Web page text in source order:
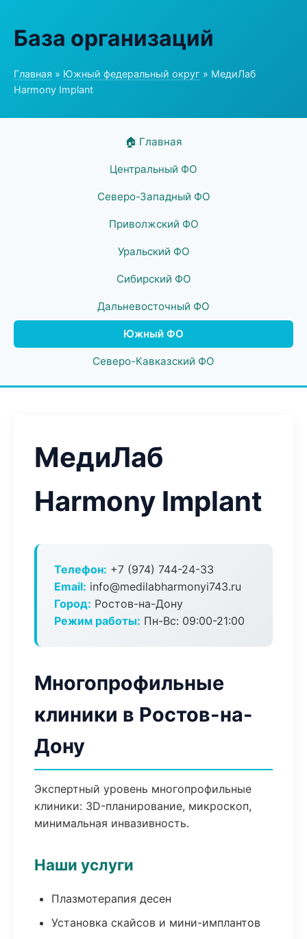
База организаций
Главная » Южный федеральный округ » МедиЛаб
Harmony Implant
🏠 Главная
Центральный ФО
Северо-Западный ФО
Приволжский ФО
Уральский ФО
Сибирский ФО
Дальневосточный ФО
Южный ФО
Северо-Кавказский ФО
МедиЛаб
Harmony Implant
Телефон: +7 (974) 744-24-33
Email: info@medilabharmonyi743.ru
Город: Ростов-на-Дону
Режим работы: Пн-Вс: 09:00-21:00
Многопрофильные
клиники в Ростов-на-
Дону
Экспертный уровень многопрофильные
клиники: 3D-планирование, микроскоп,
минимальная инвазивность.
Наши услуги
Плазмотерапия десен
Установка скайсов и мини-имплантов